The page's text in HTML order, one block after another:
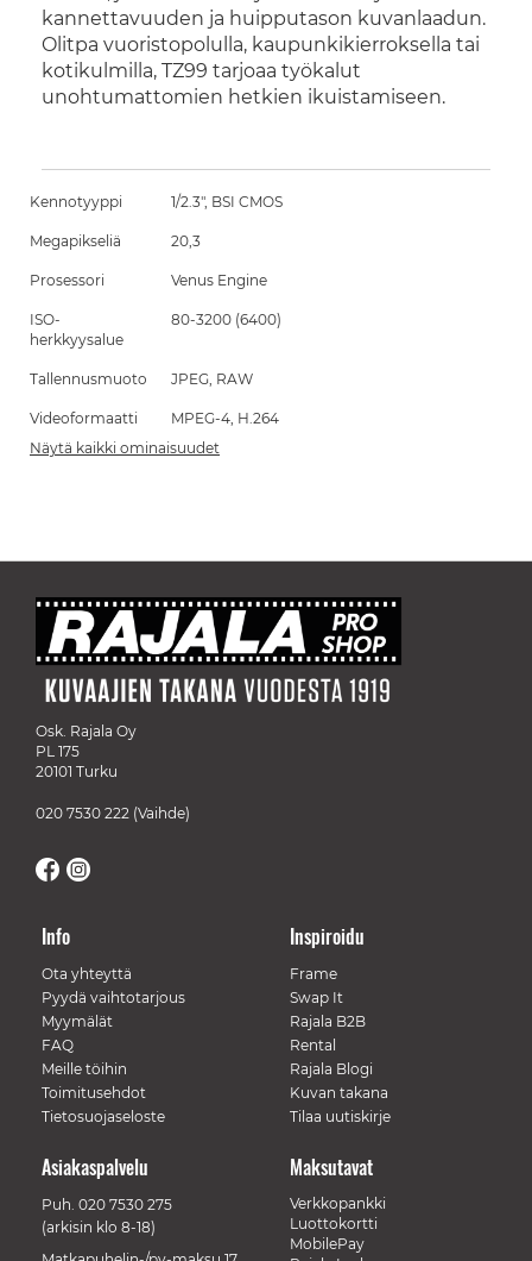
kannettavuuden ja huipputason kuvanlaadun.
Olitpa vuoristopolulla, kaupunkikierroksella tai
kotikulmilla, TZ99 tarjoaa työkalut
unohtumattomien hetkien ikuistamiseen.
Kennotyyppi 1/2.3", BSI CMOS
Megapikseliä 20,3
Prosessori Venus Engine
ISO-
herkkyysalue
80-3200 (6400)
Tallennusmuoto JPEG, RAW
Videoformaatti
MPEG-4, H.264
Näytä kaikki ominaisuudet
Osk. Rajala Oy
PL 175
20101 Turku
020 7530 222 (Vaihde)
Info
Ota yhteyttä
Pyydä vaihtotarjous
Myymälät
FAQ
Meille töihin
Toimitusehdot
Tietosuojaseloste
Inspiroidu
Frame
Swap It
Rajala B2B
Rental
Rajala Blogi
Kuvan takana
Tilaa uutiskirje
Maksutavat
Verkkopankki
Luottokortti
MobilePay
Asiakaspalvelu
Puh. 020 7530 275
(arkisin klo 8-18)